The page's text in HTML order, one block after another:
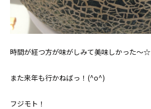
時間が経つ方が味がしみて美味しかった〜☆
また来年も行かねばっ！(^o^)
フジモト！